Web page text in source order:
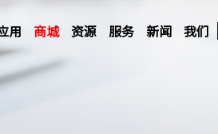
用 商城 资源 服务 新闻 我们